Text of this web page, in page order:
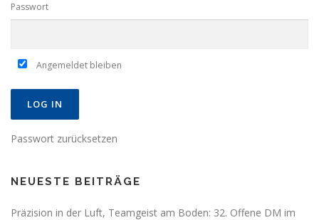
Passwort
Angemeldet bleiben
Passwort zurücksetzen
NEUESTE BEITRÄGE
Präzision in der Luft, Teamgeist am Boden: 32. Offene DM im